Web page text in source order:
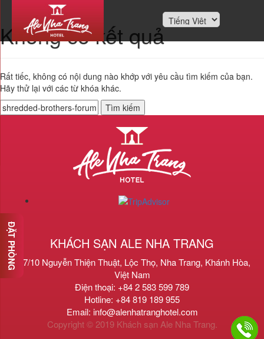
ĐẶT PHÒNG
Không có kết quả
Rất tiếc, không có nội dung nào khớp với yêu cầu tìm kiếm của bạn.
Hãy thử lại với các từ khóa khác.
Tìm
kiếm
KHÁCH SẠN ALE NHA TRANG
127/10 Nguyễn Thiện Thuật, Lộc Thọ, Nha Trang, Khánh Hòa,
Việt Nam
Điện thoại: +84 2 583 599 789
Hotline: +84 819 189 955
Email: info@alenhatranghotel.com
Copyright © 2019 Khách sạn Ale Nha Trang.